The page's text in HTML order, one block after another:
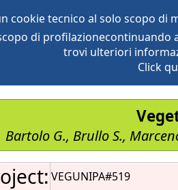
cookie tecnico al solo scopo di
di
trovi ulteriori
Click
vegetation global db
Bartolo G., Brullo S.,
VEGUNIPA#519